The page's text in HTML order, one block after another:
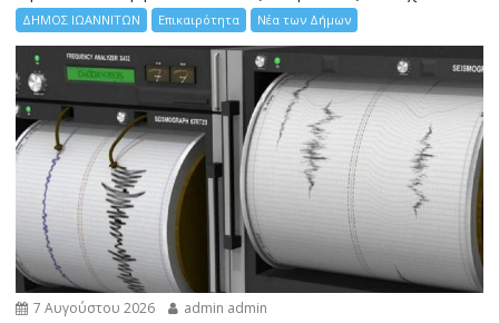
ΔΗΜΟΣ ΙΩΑΝΝΙΤΩΝ Επικαιρότητα Νέα των Δήμων
7 Αυγούστου 2026 admin admin